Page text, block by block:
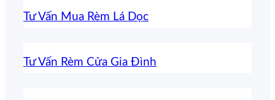
Tư Vấn Mua Rèm Lá Dọc
Tư Vấn Rèm Cửa Gia Đình